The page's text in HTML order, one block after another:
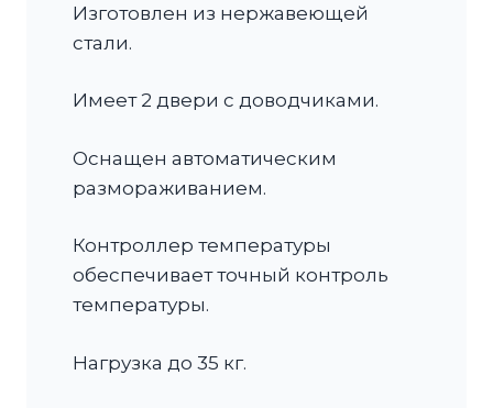
Изготовлен из нержавеющей
стали.
Имеет 2 двери с доводчиками.
Оснащен автоматическим
размораживанием.
Контроллер температуры
обеспечивает точный контроль
температуры.
Нагрузка до 35 кг.